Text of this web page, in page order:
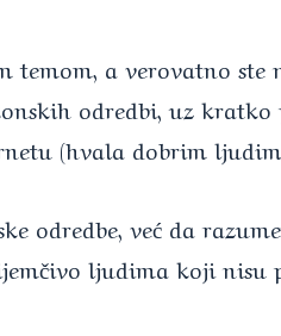
a verovatno
odredbi, uz
(hvala dobrim
odredbe, već da
ljudima koji nisu